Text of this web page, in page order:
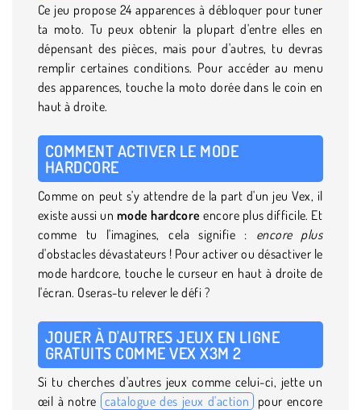
Ce jeu propose 24 apparences à débloquer pour tuner
ta moto. Tu peux obtenir la plupart d'entre elles en
dépensant des pièces, mais pour d'autres, tu devras
remplir certaines conditions. Pour accéder au menu
des apparences, touche la moto dorée dans le coin en
haut à droite.
COMMENT ACTIVER LE MODE
HARDCORE
Comme on peut s'y attendre de la part d'un jeu Vex, il
existe aussi un mode hardcore encore plus difficile. Et
comme tu l'imagines, cela signifie : encore plus
d'obstacles dévastateurs ! Pour activer ou désactiver le
mode hardcore, touche le curseur en haut à droite de
l'écran. Oseras-tu relever le défi ?
JOUER À D'AUTRES JEUX EN LIGNE
GRATUITS COMME VEX X3M 2
Si tu cherches d'autres jeux comme celui-ci, jette un
œil à notre catalogue des jeux d'action pour encore